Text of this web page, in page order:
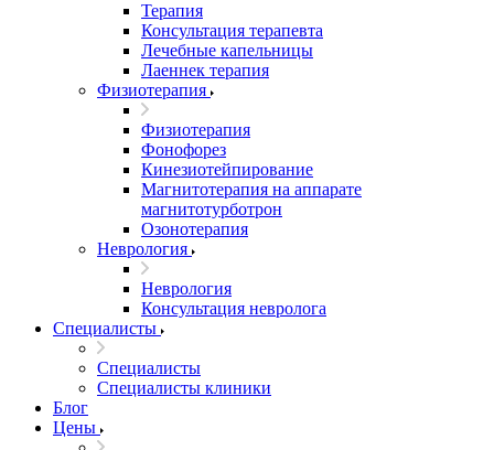
Терапия
Консультация терапевта
Лечебные капельницы
Лаеннек терапия
Физиотерапия
Физиотерапия
Фонофорез
Кинезиотейпирование
Магнитотерапия на аппарате
магнитотурботрон
Озонотерапия
Неврология
Неврология
Консультация невролога
Специалисты
Специалисты
Специалисты клиники
Блог
Цены